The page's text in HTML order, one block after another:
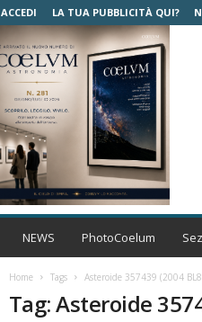
ACCEDI LA TUA PUBBLICITÀ QUI?
C
l
m
NEWS PhotoCoelum
Home Tags Asteroide 357439 (2004
Tag: Asteroide